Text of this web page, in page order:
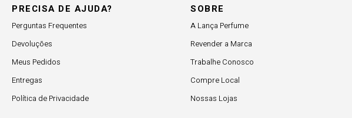
PRECISA DE AJUDA?
Perguntas Frequentes
Devoluções
Meus Pedidos
Entregas
Política de Privacidade
SOBRE
A Lança Perfume
Revender a Marca
Trabalhe Conosco
Compre Local
Nossas Lojas